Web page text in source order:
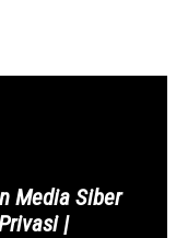
Media Siber
|